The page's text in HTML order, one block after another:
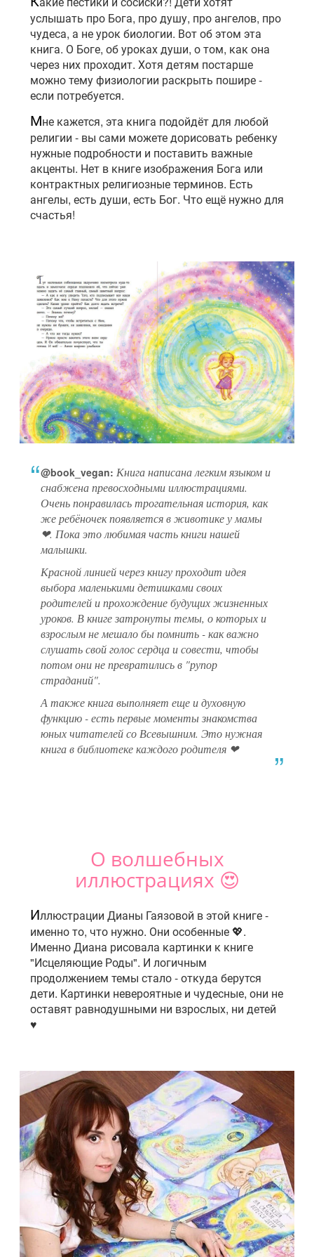
услышать про Бога, про душу, про ангелов, про
чудеса, а не урок биологии. Вот об этом эта
книга. О Боге, об уроках души, о том, как она
через них проходит. Хотя детям постарше
можно тему физиологии раскрыть пошире -
если потребуется.
Мне кажется, эта книга подойдёт для любой
религии - вы сами можете дорисовать ребенку
нужные подробности и поставить важные
акценты. Нет в книге изображения Бога или
контрактных религиозные терминов. Есть
ангелы, есть души, есть Бог. Что ещё нужно для
счастья!
@book_vegan: Книга написана легким языком и
снабжена превосходными иллюстрациями.
Очень понравилась трогательная история, как
же ребёночек появляется в животике у мамы
❤. Пока это любимая часть книги нашей
малышки.
Красной линией через книгу проходит идея
выбора маленькими детишками своих
родителей и прохождение будущих жизненных
уроков. В книге затронуты темы, о которых и
взрослым не мешало бы помнить - как важно
слушать свой голос сердца и совести, чтобы
потом они не превратились в "рупор
страданий".
А также книга выполняет еще и духовную
функцию - есть первые моменты знакомства
юных читателей со Всевышним. Это нужная
книга в библиотеке каждого родителя ❤
О волшебных
иллюстрациях 😍
Иллюстрации Дианы Гаязовой в этой книге -
именно то, что нужно. Они особенные 💖.
Именно Диана рисовала картинки к книге
"Исцеляющие Роды". И логичным
продолжением темы стало - откуда берутся
дети. Картинки невероятные и чудесные, они не
оставят равнодушными ни взрослых, ни детей
♥